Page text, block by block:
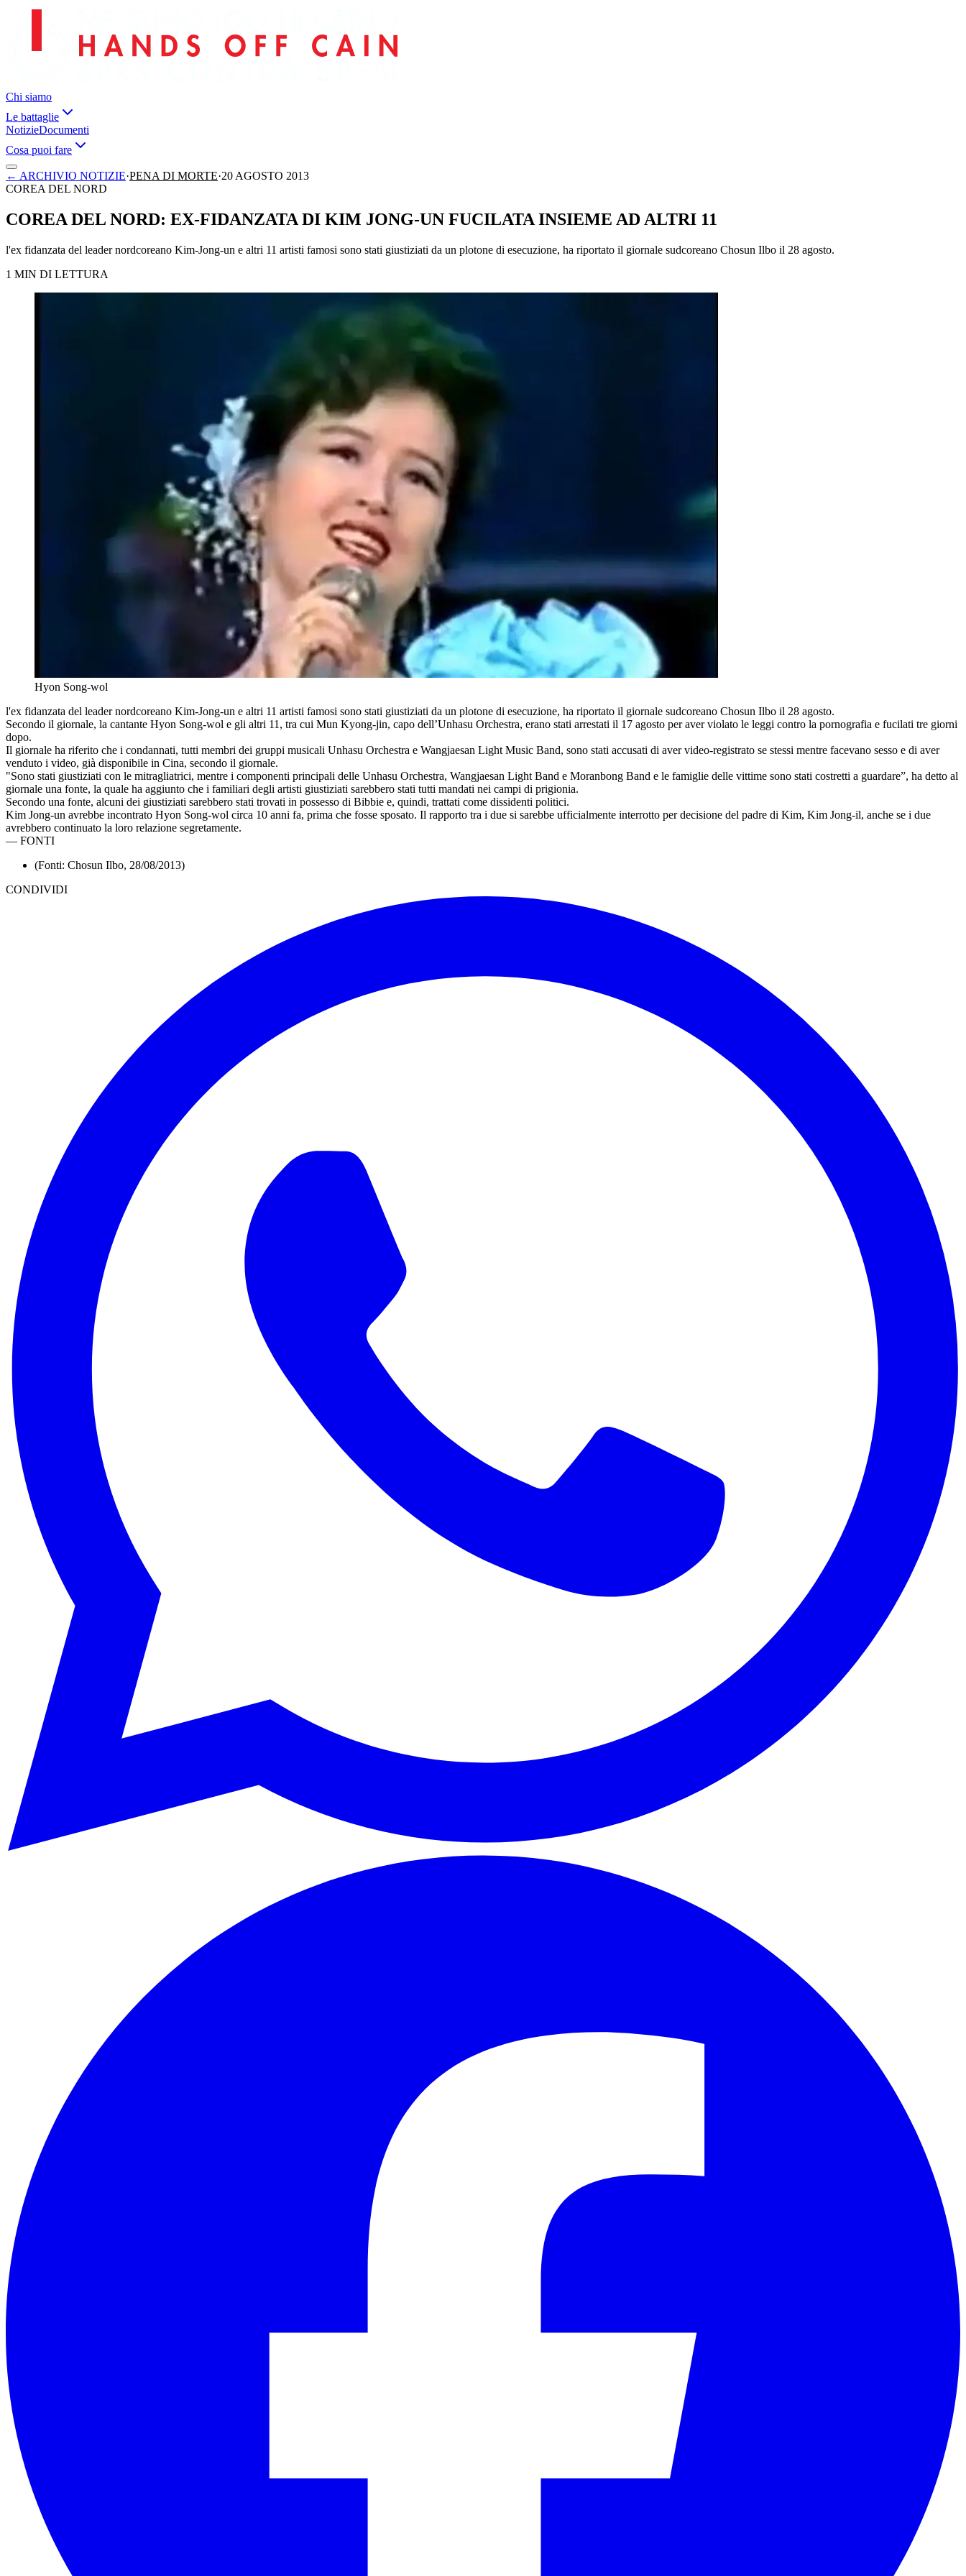
Chi siamo
Le battaglie
NotizieDocumenti
Cosa puoi fare
← ARCHIVIO NOTIZIE·PENA DI MORTE·20 AGOSTO 2013
COREA DEL NORD
COREA DEL NORD: EX-FIDANZATA DI KIM JONG-UN FUCILATA INSIEME AD ALTRI 11
l'ex fidanzata del leader nordcoreano Kim-Jong-un e altri 11 artisti famosi sono stati giustiziati da un plotone di esecuzione, ha riportato il giornale sudcoreano Chosun Ilbo il 28 agosto.
1 MIN DI LETTURA
Hyon Song-wol
l'ex fidanzata del leader nordcoreano Kim-Jong-un e altri 11 artisti famosi sono stati giustiziati da un plotone di esecuzione, ha riportato il giornale sudcoreano Chosun Ilbo il 28 agosto.
Secondo il giornale, la cantante Hyon Song-wol e gli altri 11, tra cui Mun Kyong-jin, capo dell’Unhasu Orchestra, erano stati arrestati il 17 agosto per aver violato le leggi contro la pornografia e fucilati tre giorni
dopo.
Il giornale ha riferito che i condannati, tutti membri dei gruppi musicali Unhasu Orchestra e Wangjaesan Light Music Band, sono stati accusati di aver video-registrato se stessi mentre facevano sesso e di aver
venduto i video, già disponibile in Cina, secondo il giornale.
"Sono stati giustiziati con le mitragliatrici, mentre i componenti principali delle Unhasu Orchestra, Wangjaesan Light Band e Moranbong Band e le famiglie delle vittime sono stati costretti a guardare”, ha detto al
giornale una fonte, la quale ha aggiunto che i familiari degli artisti giustiziati sarebbero stati tutti mandati nei campi di prigionia.
Secondo una fonte, alcuni dei giustiziati sarebbero stati trovati in possesso di Bibbie e, quindi, trattati come dissidenti politici.
Kim Jong-un avrebbe incontrato Hyon Song-wol circa 10 anni fa, prima che fosse sposato. Il rapporto tra i due si sarebbe ufficialmente interrotto per decisione del padre di Kim, Kim Jong-il, anche se i due
avrebbero continuato la loro relazione segretamente.
— FONTI
(Fonti: Chosun Ilbo, 28/08/2013)
CONDIVIDI